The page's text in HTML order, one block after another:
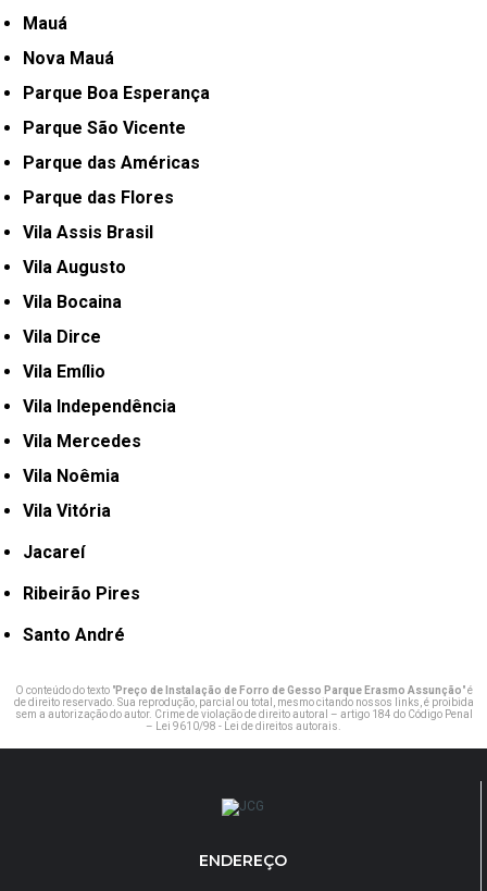
Mauá
Nova Mauá
Parque Boa Esperança
Parque São Vicente
Parque das Américas
Parque das Flores
Vila Assis Brasil
Vila Augusto
Vila Bocaina
Vila Dirce
Vila Emílio
Vila Independência
Vila Mercedes
Vila Noêmia
Vila Vitória
Jacareí
Ribeirão Pires
Santo André
O conteúdo do texto "Preço de Instalação de Forro de Gesso Parque Erasmo Assunção" é
de direito reservado. Sua reprodução, parcial ou total, mesmo citando nossos links, é proibida
sem a autorização do autor. Crime de violação de direito autoral – artigo 184 do Código Penal
–
Lei 9610/98 - Lei de direitos autorais
ENDEREÇO